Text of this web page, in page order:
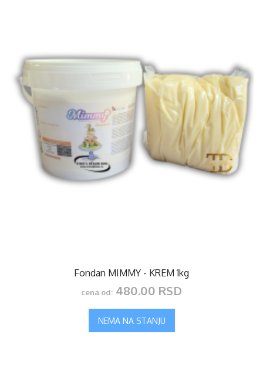
Fondan MIMMY - KREM 1kg
cena od: 480.00 RSD
NEMA NA STANJU